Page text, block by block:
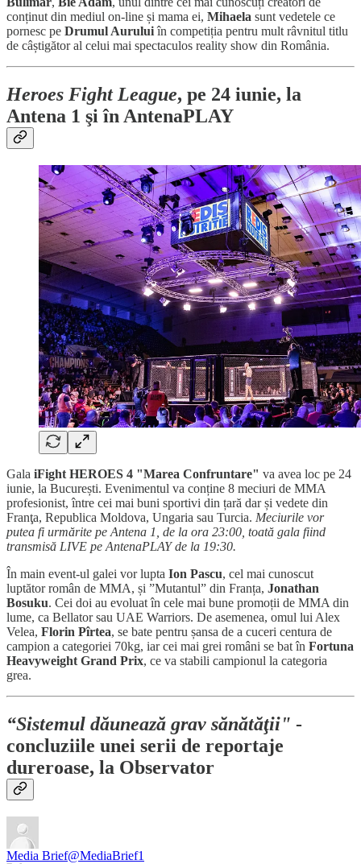
conținut din mediul on-line și mama ei, Mihaela sunt vedetele ce
pornesc pe Drumul Auruluiîn competiția pentru mult râvnitul titlu
de câștigător al celui mai spectaculos reality show din România.
Heroes Fight League, pe 24 iunie, la
Antena 1 şi în AntenaPLAY
Gala iFight HEROES 4 "Marea Confruntare" va avea loc pe 24
iunie, la București. Evenimentul va conține 8 meciuri de MMA
profesionist, între cei mai buni sportivi din țară dar și vedete din
Franţa, Republica Moldova, Ungaria sau Turcia. Meciurile vor
putea fi urmărite pe Antena 1, de la ora 23:00, toată gala fiind
transmisă LIVE pe AntenaPLAY de la 19:30.
În main event-ul galei vor lupta Ion Pascu, cel mai cunoscut
luptător român de MMA, și ”Mutantul” din Franța, Jonathan
Bosuku. Cei doi au evoluat în cele mai bune promoții de MMA din
lume, ca Bellator sau UAE Warriors. De asemenea, omul lui Alex
Velea, Florin Pîrtea, se bate pentru șansa de a cuceri centura de
campion a categoriei 70kg, iar cei mai grei români se bat în Fortuna
Heavyweight Grand Prix, ce va stabili campionul la categoria
grea.
“Sistemul dăunează grav sănătăţii" -
concluziile unei serii de reportaje
dureroase, la Observator
Media Brief@MediaBrief1